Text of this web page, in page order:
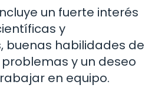
un fuerte interés
y
buenas habilidades de
y un deseo
en equipo.